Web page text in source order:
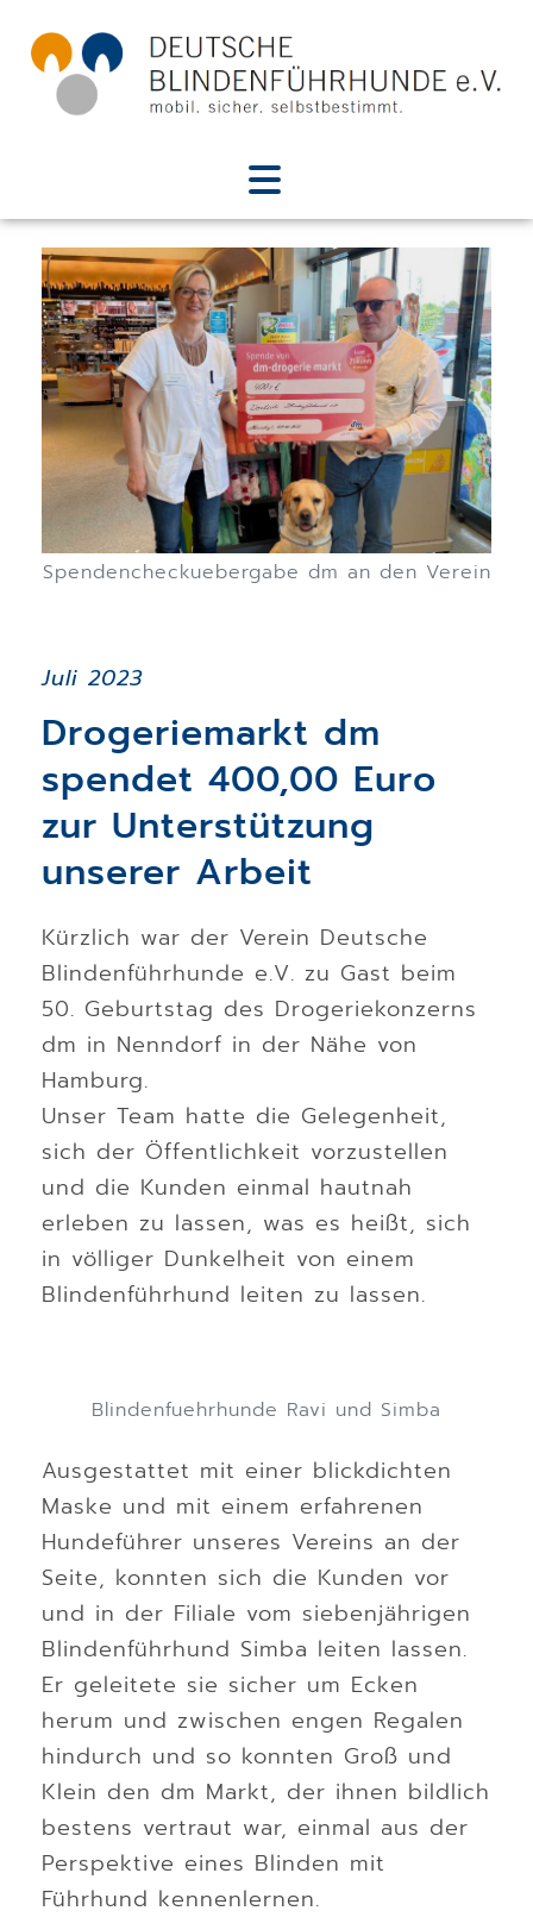
Spendencheckuebergabe dm an den Verein
Juli 2023
Drogeriemarkt dm
spendet 400,00 Euro
zur Unterstützung
unserer Arbeit
Kürzlich war der Verein Deutsche
Blindenführhunde e.V. zu Gast beim
50. Geburtstag des Drogeriekonzerns
dm in Nenndorf in der Nähe von
Hamburg.
Unser Team hatte die Gelegenheit,
sich der Öffentlichkeit vorzustellen
und die Kunden einmal hautnah
erleben zu lassen, was es heißt, sich
in völliger Dunkelheit von einem
Blindenführhund leiten zu lassen.
Blindenfuehrhunde Ravi und Simba
Ausgestattet mit einer blickdichten
Maske und mit einem erfahrenen
Hundeführer unseres Vereins an der
Seite, konnten sich die Kunden vor
und in der Filiale vom siebenjährigen
Blindenführhund Simba leiten lassen.
Er geleitete sie sicher um Ecken
herum und zwischen engen Regalen
hindurch und so konnten Groß und
Klein den dm Markt, der ihnen bildlich
bestens vertraut war, einmal aus der
Perspektive eines Blinden mit
Führhund kennenlernen.